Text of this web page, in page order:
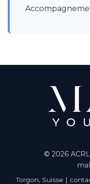
© 2026
Torgon, Suisse |